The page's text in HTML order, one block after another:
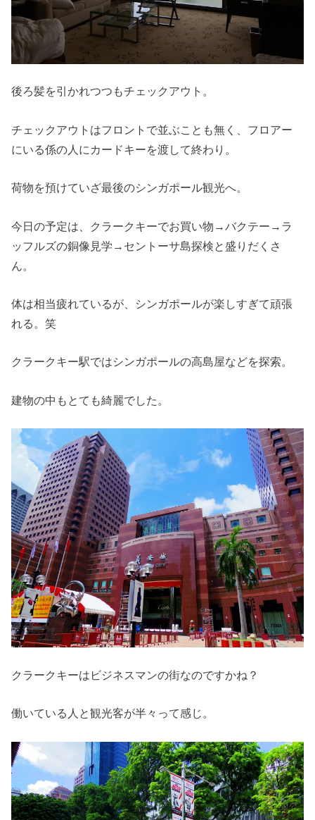
後ろ髪を引かれつつもチェックアウト。
チェックアウトはフロントで並ぶことも無く、フロアー
にいる係の人にカードキーを渡して終わり。
荷物を預けていざ最後のシンガポール観光へ。
今日の予定は、クラークキーでお買い物→バクテー→ラ
ッフルズの銅像見学→セントーサ島探検と盛りだくさ
ん。
体は相当疲れているが、シンガポールが楽しすぎて頑張
れる。笑
クラークキー駅ではシンガポールの高島屋などを探索。
建物の中もとても綺麗でした。
クラークキーはビジネスマンの街なのですかね？
働いている人と観光客が半々って感じ。